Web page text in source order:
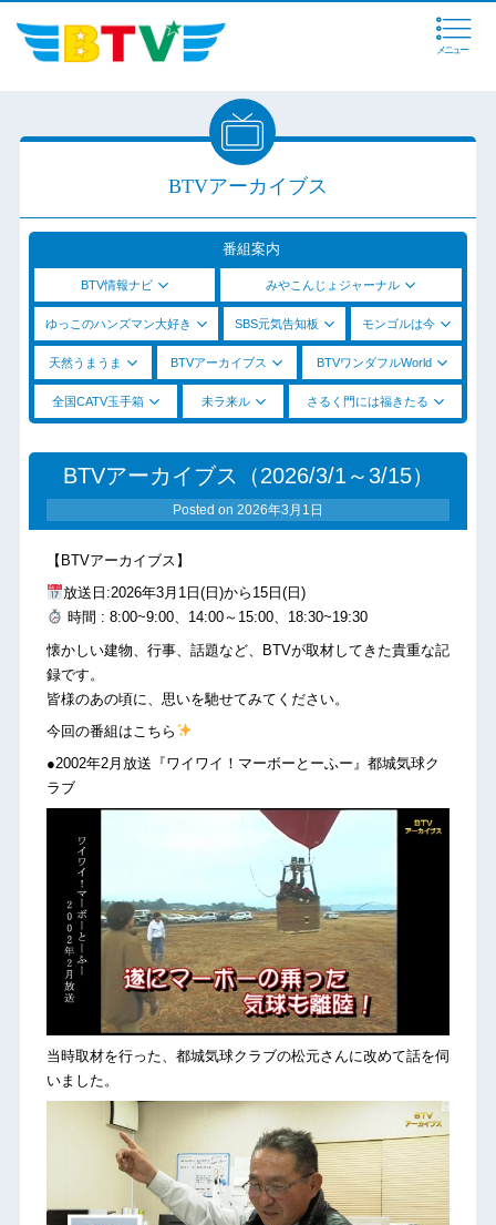
メニュー
BTVアーカイブス
番組案内
BTV情報ナビ みやこんじょジャーナル
ゆっこのハンズマン大好き SBS元気告知板 モンゴルは今
天然うまうま BTVアーカイブス BTVワンダフルWorld
全国CATV玉手箱 未ラ来ル さるく門には福きたる
BTVアーカイブス（2026/3/1～3/15）
Posted on 2026年3月1日
【BTVアーカイブス】
放送日:2026年3月1日(日)から15日(日)
時間 : 8:00~9:00、14:00～15:00、18:30~19:30
懐かしい建物、行事、話題など、BTVが取材してきた貴重な記
録です。
皆様のあの頃に、思いを馳せてみてください。
今回の番組はこちら
●2002年2月放送『ワイワイ！マーボーとーふー』都城気球ク
ラブ
当時取材を行った、都城気球クラブの松元さんに改めて話を伺
いました。